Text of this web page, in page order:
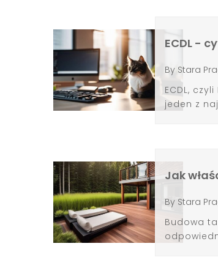
ECDL -
By Stara
ECDL,
jeden z
Jak
By Stara
Budowa